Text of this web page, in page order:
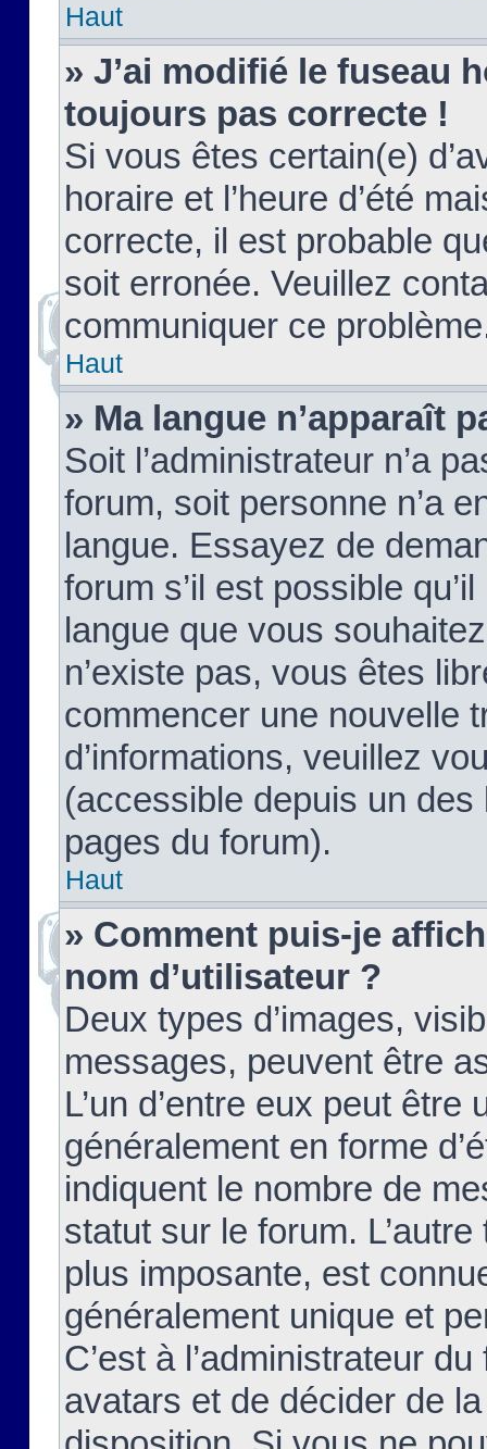
Haut
» J’ai modifié le fuseau
toujours pas correcte !
Si vous êtes certain(e)
horaire et l’heure d’été
correcte, il est probable
soit erronée. Veuillez
communiquer ce
Haut
» Ma langue n’apparaît
Soit l’administrateur n’a
forum, soit personne n’a
langue. Essayez de
forum s’il est possible
langue que vous
n’existe pas, vous êtes
commencer une nouvelle
d’informations, veuillez
(accessible depuis un
pages du forum).
Haut
» Comment puis-je
nom d’utilisateur ?
Deux types d’images,
messages, peuvent être
L’un d’entre eux peut
généralement en forme
indiquent le nombre de
statut sur le forum.
plus imposante, est
généralement unique et
C’est à l’administrateur
avatars et de décider de